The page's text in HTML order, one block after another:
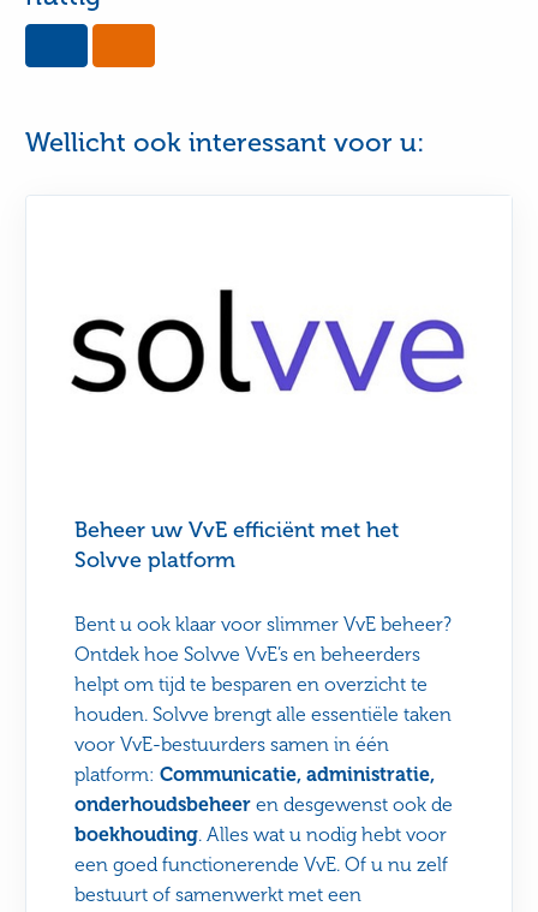
this
this
useful
Wellicht ook interessant voor u:
Beheer uw VvE efficiënt met het
Solvve platform
Bent u ook klaar voor slimmer VvE beheer?
Ontdek hoe Solvve VvE’s en beheerders
helpt om tijd te besparen en overzicht te
houden. Solvve brengt alle essentiële taken
voor VvE-bestuurders samen in één
platform:Communicatie, administratie,
onderhoudsbeheer en desgewenst ook de
boekhouding. Alles wat u nodig hebt voor
een goed functionerende VvE. Of u nu zelf
bestuurt of samenwerkt met een